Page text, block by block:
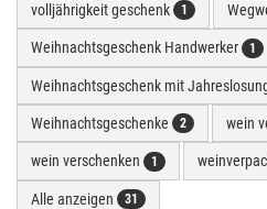
volljährigkeit geschenk 1
Weihnachtsgeschenk Handwerker 1
Weihnachtsgeschenk mit
Weihnachtsgeschenke 2 wein
wein verschenken 1
Alle anzeigen 31